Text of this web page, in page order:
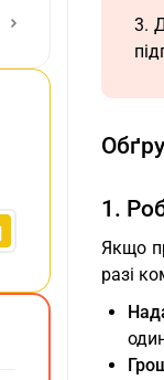
3.
1.
Якщо
разі